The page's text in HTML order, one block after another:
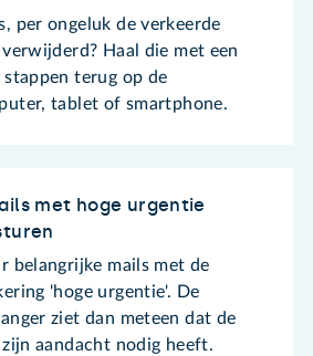
per ongeluk de verkeerde
Haal die met een
stappen terug op de
tablet of smartphone.
met hoge urgentie
belangrijke mails met de
'hoge urgentie'. De
ziet dan meteen dat de
aandacht nodig heeft.